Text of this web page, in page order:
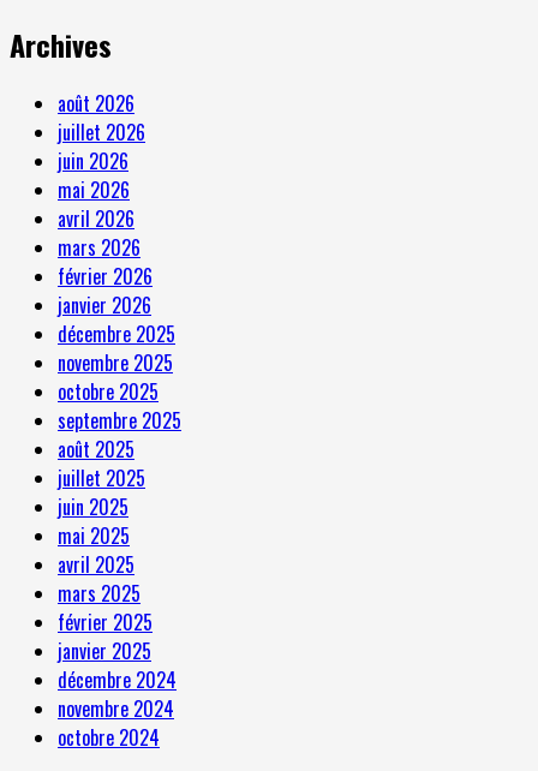
Archives
août 2026
juillet 2026
juin 2026
mai 2026
avril 2026
mars 2026
février 2026
janvier 2026
décembre 2025
novembre 2025
octobre 2025
septembre 2025
août 2025
juillet 2025
juin 2025
mai 2025
avril 2025
mars 2025
février 2025
janvier 2025
décembre 2024
novembre 2024
octobre 2024